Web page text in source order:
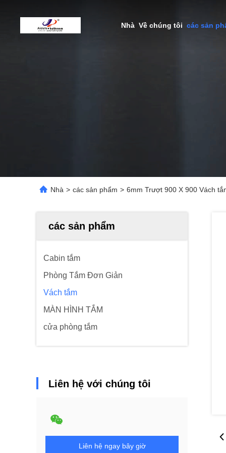
Nhà Về chúng tôi các sản
Nhà > các sản phẩm > 6mm Trượt 900 X 900 Vách
các sản phẩm
Cabin tắm
Phòng Tắm Đơn Giản
Vách tắm
MÀN HÌNH TẮM
cửa phòng tắm
Liên hệ với chúng tôi
Liên hệ ngay bây giờ